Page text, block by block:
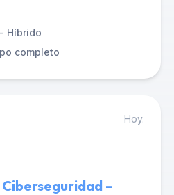
Híbrido
completo
Hoy.
–